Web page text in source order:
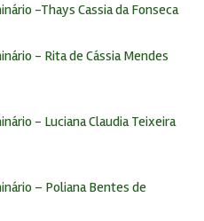
-Thays Cassia da Fonseca
- Rita de Cássia Mendes
- Luciana Claudia Teixeira
– Poliana Bentes de